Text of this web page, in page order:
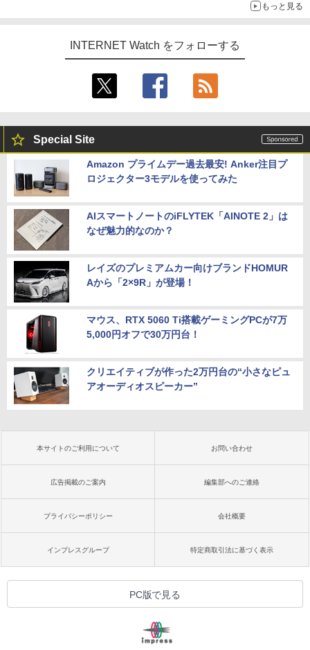
もっと見る
INTERNET Watch をフォローする
Special Site
Amazon プライムデー過去最安! Anker注目プ
ロジェクター3モデルを使ってみた
AIスマートノートのiFLYTEK「AINOTE 2」は
なぜ魅力的なのか？
レイズのプレミアムカー向けブランドHOMUR
Aから「2×9R」が登場！
マウス、RTX 5060 Ti搭載ゲーミングPCが7万
5,000円オフで30万円台！
クリエイティブが作った2万円台の“小さなピュ
アオーディオスピーカー”
本サイトのご利用について お問い合わせ
広告掲載のご案内 編集部へのご連絡
プライバシーポリシー 会社概要
インプレスグループ 特定商取引法に基づく表示
PC版で見る